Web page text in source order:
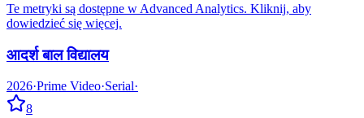
Te metryki są dostępne w Advanced Analytics. Kliknij, aby
dowiedzieć się więcej.
आदर्श बाल विद्यालय
2026·Prime Video·Serial·
8